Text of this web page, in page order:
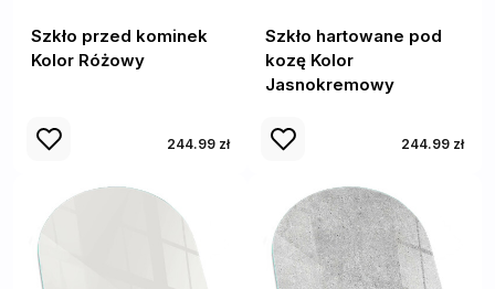
Szkło przed kominek
Kolor Różowy
244.99 zł
Szkło hartowane pod
kozę Kolor
Jasnokremowy
244.99 zł